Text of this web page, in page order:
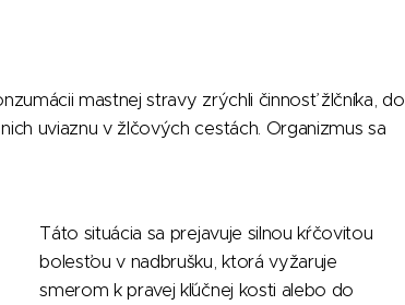
mastnej stravy zrýchli činnosť žlčníka, do
uviaznu v žlčových cestách. Organizmus sa
Táto situácia sa prejavuje silnou kŕčovitou
bolesťou v nadbrušku, ktorá vyžaruje
smerom k pravej kľúčnej kosti alebo do